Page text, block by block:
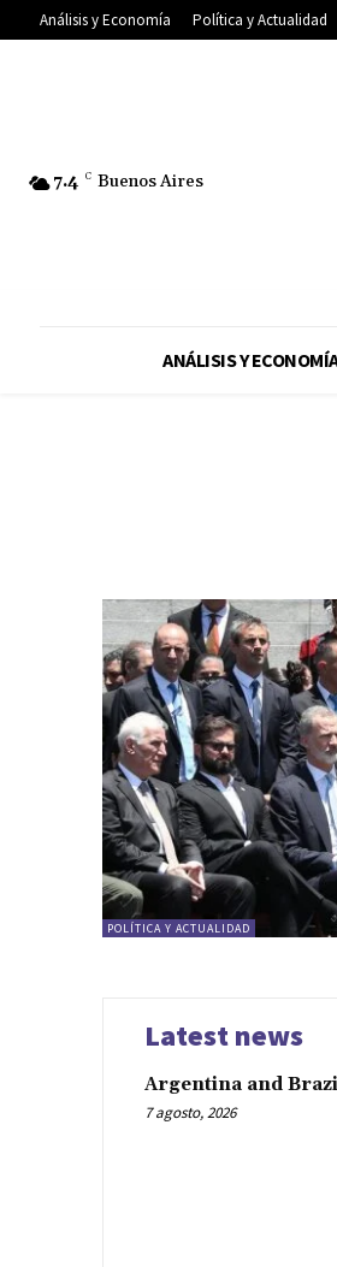
Análisis y Economía Política y Actualidad
7.4 C Buenos Aires
ANÁLISIS Y
POLÍTICA Y ACTUALIDAD
Latest news
Argentina and
7 agosto, 2026